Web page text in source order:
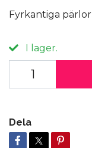
Fyrkantiga pärlor
I lager.
Dela